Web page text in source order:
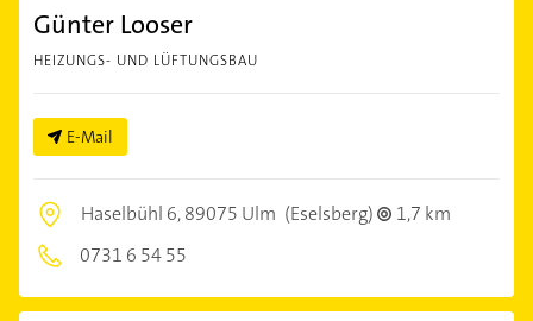
Günter Looser
HEIZUNGS- UND LÜFTUNGSBAU
E-Mail
Haselbühl 6,89075 Ulm (Eselsberg)
1,7 km
0731 6 54 55